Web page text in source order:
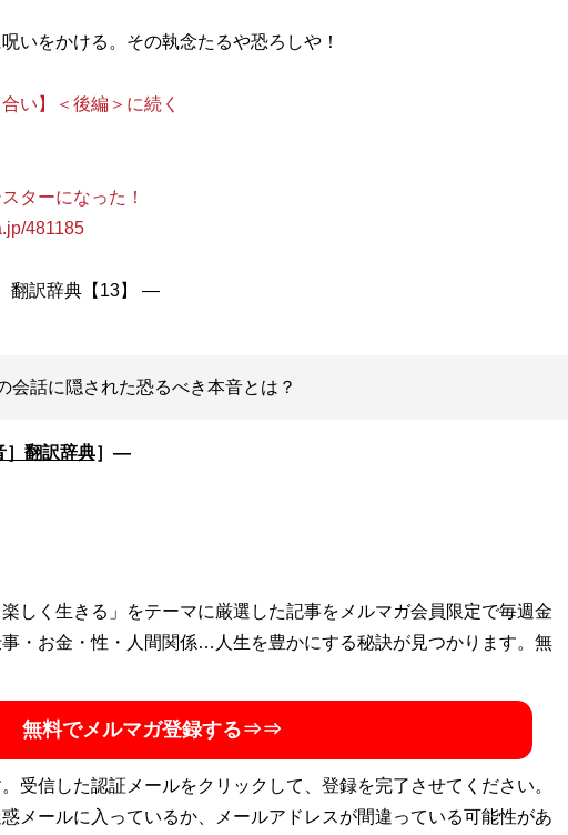
いをかける。その執念たるや恐ろしや！
い】＜後編＞に続く
ターになった！
481185
― 2012年オンナの［建前⇔本音］翻訳辞典【13】 ―
会話に隠された恐るべき本音とは？
翻訳辞典］―
しく生きる」をテーマに厳選した記事をメルマガ会員限定で毎週金
・お金・性・人間関係…人生を豊かにする秘訣が見つかります。無
無料でメルマガ登録する⇒⇒
受信した認証メールをクリックして、登録を完了させてください。
メールに入っているか、メールアドレスが間違っている可能性があ